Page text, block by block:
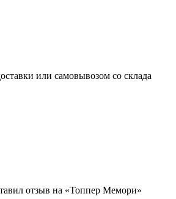
или самовывозом со склада
отзыв на «Топпер Мемори»